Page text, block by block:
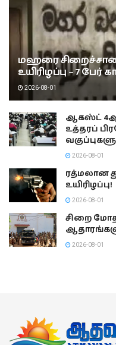
மஹரை
உயிரிழப்பு – 7 பேர்
2026-08-01
ஆகஸ்ட்
உத்தரப்
2026-08-01
ரத்மலான
உயிரிழப்பு!
2026-08-01
சிறை
2026-08-01